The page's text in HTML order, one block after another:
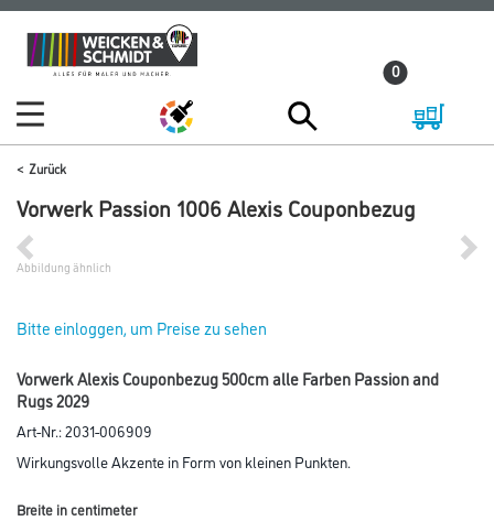
Zum
Inhalt
Zum
Navigationsmenü
0
Zurück
Vorwerk Passion 1006 Alexis Couponbezug
Abbildung ähnlich
Bitte einloggen, um Preise zu sehen
Vorwerk Alexis Couponbezug 500cm alle Farben Passion and
Rugs 2029
Art-Nr.:2031-006909
Wirkungsvolle Akzente in Form von kleinen Punkten.
Breite in centimeter